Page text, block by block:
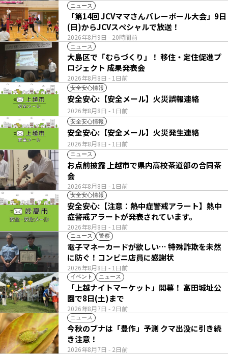
ニュース
2026年8月9日 - 20時間前
「第14回 JCVママさんバレーボール大会」9日
(日)からJCVスペシャルで放送！
ニュース
2026年8月8日 - 1日前
大島区で「むらづくり」！ 移住・定住促進プ
ロジェクト 成果発表会
安全安心情報
2026年8月8日 - 1日前
安全安心:【安全メール】火災誤報連絡
安全安心情報
2026年8月8日 - 1日前
安全安心:【安全メール】火災発生連絡
ニュース
2026年8月8日 - 1日前
お点前披露 上越市で県内高校茶道部の合同茶
会
安全安心情報
2026年8月8日 - 1日前
安全安心:【注意：熱中症警戒アラート】熱中
症警戒アラートが発表されています。
ニュース 警察
2026年8月8日 - 1日前
電子マネーカードが欲しい… 特殊詐欺を未然
に防ぐ！コンビニ店員に感謝状
イベント ニュース
2026年8月7日 - 2日前
「上越ナイトマーケット」開幕！ 高田城址公
園で8日(土)まで
ニュース
2026年8月7日 - 2日前
今秋のブナは「豊作」予測 クマ出没に引き続
き注意！